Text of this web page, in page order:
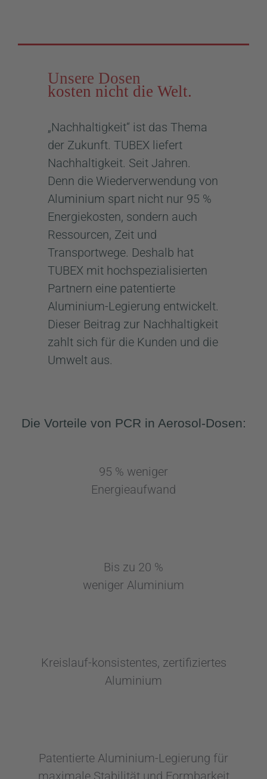
Unsere Dosen
kosten nicht die Welt.
„Nachhaltigkeit“ ist das Thema
der Zukunft. TUBEX liefert
Nachhaltigkeit. Seit Jahren.
Denn die Wiederverwendung von
Aluminium spart nicht nur 95 %
Energiekosten, sondern auch
Ressourcen, Zeit und
Transportwege. Deshalb hat
TUBEX mit hochspezialisierten
Partnern eine patentierte
Aluminium-Legierung entwickelt.
Dieser Beitrag zur Nachhaltigkeit
zahlt sich für die Kunden und die
Umwelt aus.
Die Vorteile von PCR in Aerosol-Dosen:
95 % weniger
Energieaufwand
Bis zu 20 %
weniger Aluminium
Kreislauf-konsistentes, zertifiziertes
Aluminium
Patentierte Aluminium-Legierung für